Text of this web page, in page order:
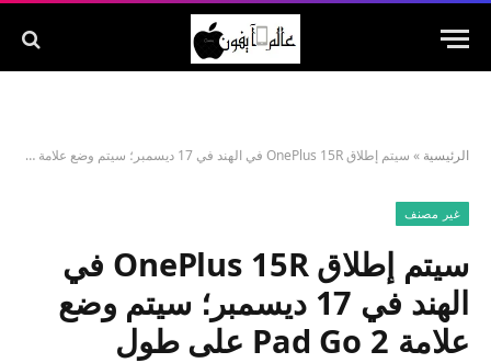
الرئيسية » سيتم إطلاق OnePlus 15R في الهند في 17 ديسمبر؛ سيتم وضع علامة Pad Go 2 على طول
غير مصنف
سيتم إطلاق OnePlus 15R في
الهند في 17 ديسمبر؛ سيتم وضع
علامة Pad Go 2 على طول